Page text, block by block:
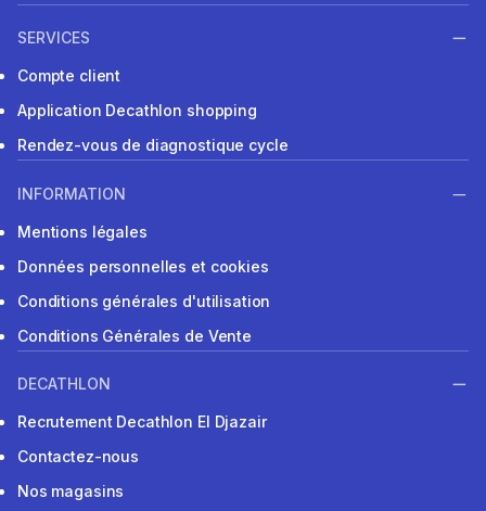
SERVICES
Compte client
Application Decathlon shopping
Rendez-vous de diagnostique cycle
INFORMATION
Mentions légales
Données personnelles et cookies
Conditions générales d'utilisation
Conditions Générales de Vente
DECATHLON
Recrutement Decathlon El Djazair
Contactez-nous
Nos magasins